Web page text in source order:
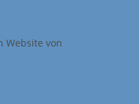
Website von